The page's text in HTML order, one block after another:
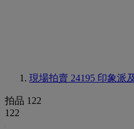
現場拍賣 24195 印象派
拍品 122
122